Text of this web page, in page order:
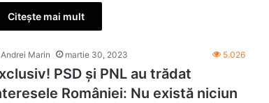
Citește mai mult
Andrei Marin martie 30, 2023 5.026
PSD și PNL au trădat
României: Nu există niciun